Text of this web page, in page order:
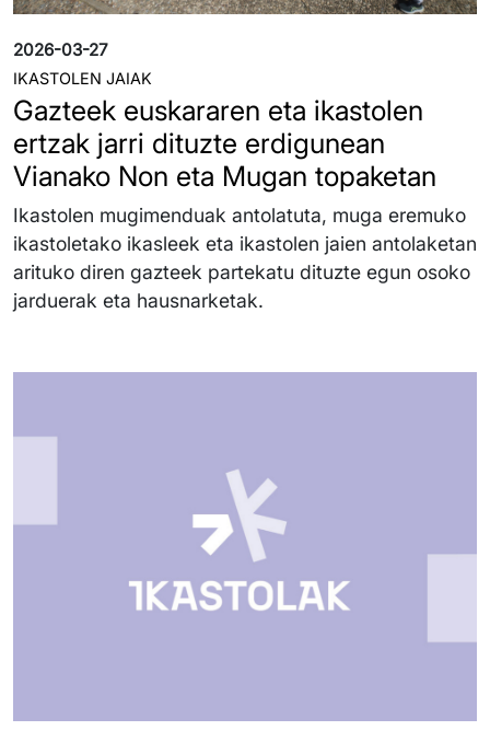
2026-03-27
IKASTOLEN JAIAK
Gazteek euskararen eta ikastolen
ertzak jarri dituzte erdigunean
Vianako Non eta Mugan topaketan
Ikastolen mugimenduak antolatuta, muga eremuko
ikastoletako ikasleek eta ikastolen jaien antolaketan
arituko diren gazteek partekatu dituzte egun osoko
jarduerak eta hausnarketak.